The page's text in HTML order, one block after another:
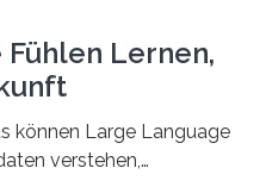
Fühlen Lernen,
können Large Language
verstehen,